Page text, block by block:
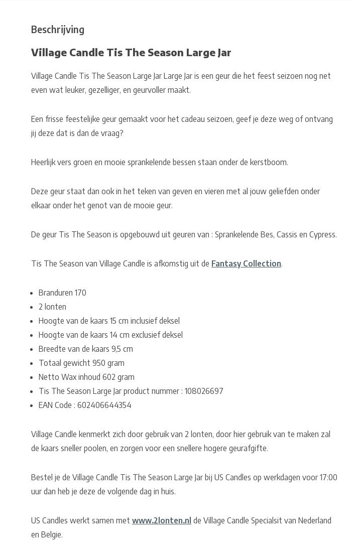
Beschrijving
Village Candle Tis The Season Large Jar
Village Candle Tis The Season Large Jar Large Jar is een geur die het feest seizoen nog net
even wat leuker, gezelliger, en geurvoller maakt.
Een frisse feestelijke geur gemaakt voor het cadeau seizoen, geef je deze weg of ontvang
jij deze dat is dan de vraag?
Heerlijk vers groen en mooie sprankelende bessen staan onder de kerstboom.
Deze geur staat dan ook in het teken van geven en vieren met al jouw geliefden onder
elkaar onder het genot van de mooie geur.
De geur Tis The Season is opgebouwd uit geuren van : Sprankelende Bes, Cassis en Cypress.
Tis The Season van Village Candle is afkomstig uit de Fantasy Collection.
Branduren 170
2 lonten
Hoogte van de kaars 15 cm inclusief deksel
Hoogte van de kaars 14 cm exclusief deksel
Breedte van de kaars 9,5 cm
Totaal gewicht 950 gram
Netto Wax inhoud 602 gram
Tis The Season Large Jar product nummer : 108026697
EAN Code : 602406644354
Village Candle kenmerkt zich door gebruik van 2 lonten, door hier gebruik van te maken zal
de kaars sneller poolen, en zorgen voor een snellere hogere geurafgifte.
Bestel je de Village Candle Tis The Season Large Jar bij US Candles op werkdagen voor 17:00
uur dan heb je deze de volgende dag in huis.
US Candles werkt samen met www.2lonten.nl de Village Candle Specialsit van Nederland
en Belgie.